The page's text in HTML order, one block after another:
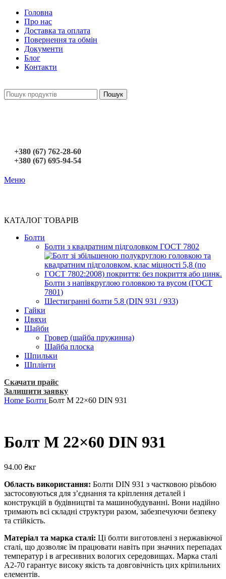
Головна
Про нас
Доставка та оплата
Повернення та обмін
Документи
Блог
Контакти
Пошук
+380 (67) 762-28-60
+380 (67) 695-94-54
Меню
КАТАЛОГ ТОВАРІВ
Болти
Болти з квадратним підголовком ГОСТ 7802
Болти з напівкруглою головкою та вусом (ГОСТ
7801)
Шестигранні болти 5.8 (DIN 931 / 933)
Гайки
Цвяхи
Шайби
Гровер (шайба пружинна)
Шайба плоска
Шпильки
Шплінти
Скачати прайс
Залишити заявку
Home Болти Болт M 22×60 DIN 931
Болт M 22×60 DIN 931
94.00 ₴кг
Область використання: Болти DIN 931 з частковою різьбою
застосовуються для з’єднання та кріплення деталей і
конструкцій в будівництві та машинобудуванні. Вони надійно
тримають всі складні структури разом, забезпечуючи безпеку
та стійкість.
Матеріал та марка сталі: Ці болти виготовлені з нержавіючої
сталі, що дозволяє їм працювати навіть при значних перепадах
температур і в агресивних вологих середовищах. Марка сталі
А2-70 гарантує високу якість та довговічність цих кріпильних
елементів.